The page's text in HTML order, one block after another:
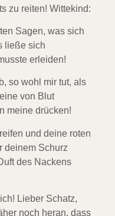
zu reiten! Wittekind:
Sagen, was sich
ließe sich
erleiden!
so wohl mir tut, als
von Blut
meine drücken!
und deine roten
deinem Schurz
des Nackens
Lieber Schatz,
noch heran, dass